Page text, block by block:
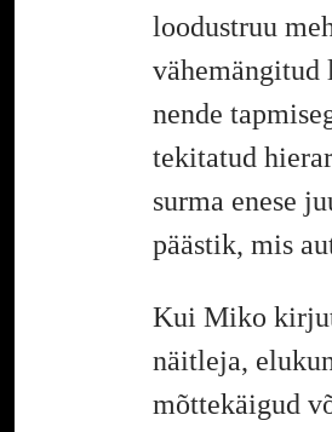
loodustruu
vähemängitud
nende
tekitatud
surma enese
päästik, mis
Kui Miko
näitleja,
mõttekäigud